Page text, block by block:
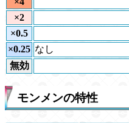
×2
×0.5
×0.25 なし
無効
モンメンの特性